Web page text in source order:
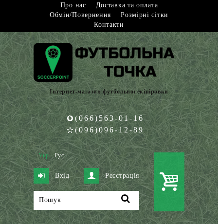
Про нас
Доставка та оплата
Обмін/Повернення
Розмірні сітки
Контакти
Інтернет-магазин футбольної екіпіровки
(066)563-01-16
(096)096-12-89
Укр Рус
Вхід Реєстрація